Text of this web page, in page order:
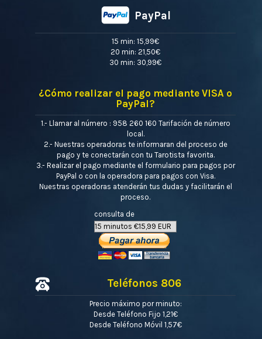
PayPal
15 min: 15,99€
20 min: 21,50€
30 min: 30,99€
¿Cómo realizar el pago mediante VISA o
PayPal?
1.- Llamar al número : 958 260 160 Tarifación de número
local.
2.- Nuestras operadoras te informaran del proceso de
pago y te conectarán con tu Tarotista favorita.
3.- Realizar el pago mediante el formulario para pagos por
PayPal o con la operadora para pagos con Visa.
Nuestras operadoras atenderán tus dudas y facilitarán el
proceso.
consulta de
Teléfonos 806
Precio máximo por minuto:
Desde Teléfono Fijo 1,21€
Desde Teléfono Móvil 1,57€